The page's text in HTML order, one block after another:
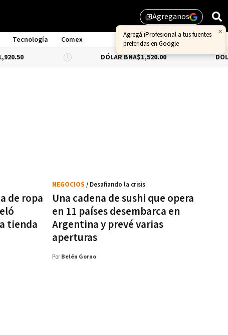
library_addAgreganos
×
Agregá iProfesional a tus fuentes
preferidas en Google
Tecnología
Comex
DÓLAR BNA$1,520.00 DÓLAR
de ropa
tienda
Una cadena de sushi que opera
en 11 países desembarca en
Argentina y prevé varias
aperturas
NEGOCIOS / Desafiando la crisis
Por Belén Gorno